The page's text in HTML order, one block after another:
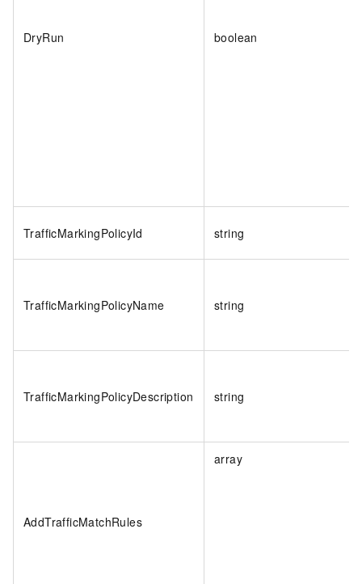
DryRun boolean
TrafficMarkingPolicyId string
TrafficMarkingPolicyName string
TrafficMarkingPolicyDescription string
AddTrafficMatchRules
array